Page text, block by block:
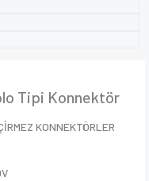
Tipi Konnektör
KONNEKTÖRLER